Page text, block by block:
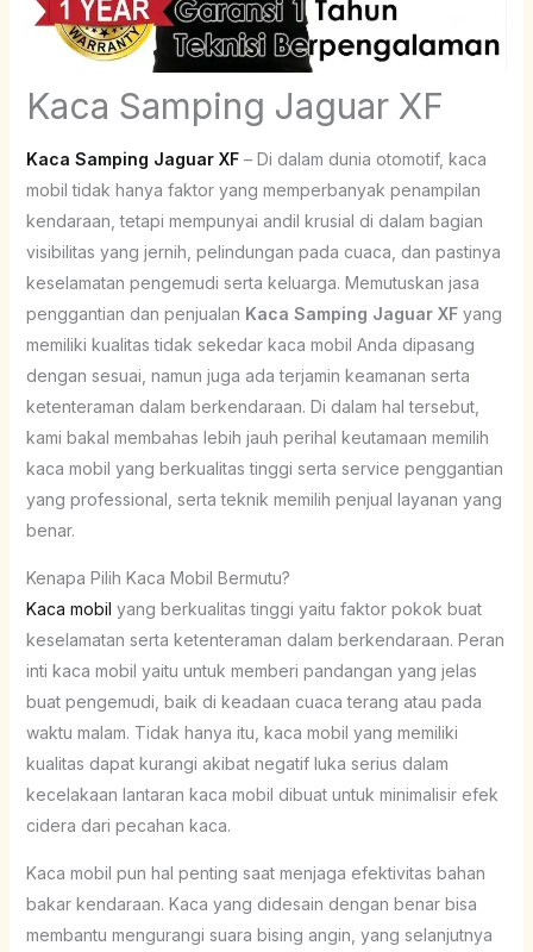
Kaca Samping Jaguar XF
Kaca Samping Jaguar XF– Di dalam dunia otomotif, kaca
mobil tidak hanya faktor yang memperbanyak penampilan
kendaraan, tetapi mempunyai andil krusial di dalam bagian
visibilitas yang jernih, pelindungan pada cuaca, dan pastinya
keselamatan pengemudi serta keluarga. Memutuskan jasa
penggantian dan penjualan Kaca Samping Jaguar XFyang
memiliki kualitas tidak sekedar kaca mobil Anda dipasang
dengan sesuai, namun juga ada terjamin keamanan serta
ketenteraman dalam berkendaraan. Di dalam hal tersebut,
kami bakal membahas lebih jauh perihal keutamaan memilih
kaca mobil yang berkualitas tinggi serta service penggantian
yang professional, serta teknik memilih penjual layanan yang
benar.
Kenapa Pilih Kaca Mobil Bermutu?
Kaca mobil yang berkualitas tinggi yaitu faktor pokok buat
keselamatan serta ketenteraman dalam berkendaraan. Peran
inti kaca mobil yaitu untuk memberi pandangan yang jelas
buat pengemudi, baik di keadaan cuaca terang atau pada
waktu malam. Tidak hanya itu, kaca mobil yang memiliki
kualitas dapat kurangi akibat negatif luka serius dalam
kecelakaan lantaran kaca mobil dibuat untuk minimalisir efek
cidera dari pecahan kaca.
Kaca mobil pun hal penting saat menjaga efektivitas bahan
bakar kendaraan. Kaca yang didesain dengan benar bisa
membantu mengurangi suara bising angin, yang selanjutnya